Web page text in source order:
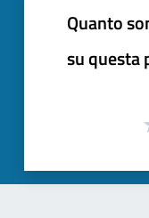
Quanto
su questa